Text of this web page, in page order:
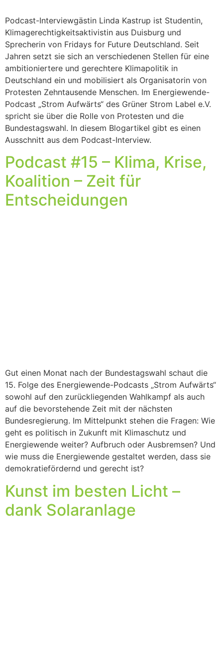
Podcast-Interviewgästin Linda Kastrup ist Studentin,
Klimagerechtigkeitsaktivistin aus Duisburg und
Sprecherin von Fridays for Future Deutschland. Seit
Jahren setzt sie sich an verschiedenen Stellen für eine
ambitioniertere und gerechtere Klimapolitik in
Deutschland ein und mobilisiert als Organisatorin von
Protesten Zehntausende Menschen. Im Energiewende-
Podcast „Strom Aufwärts“ des Grüner Strom Label e.V.
spricht sie über die Rolle von Protesten und die
Bundestagswahl. In diesem Blogartikel gibt es einen
Ausschnitt aus dem Podcast-Interview.
Podcast #15 – Klima, Krise,
Koalition – Zeit für
Entscheidungen
Gut einen Monat nach der Bundestagswahl schaut die
15. Folge des Energiewende-Podcasts „Strom Aufwärts“
sowohl auf den zurückliegenden Wahlkampf als auch
auf die bevorstehende Zeit mit der nächsten
Bundesregierung. Im Mittelpunkt stehen die Fragen: Wie
geht es politisch in Zukunft mit Klimaschutz und
Energiewende weiter? Aufbruch oder Ausbremsen? Und
wie muss die Energiewende gestaltet werden, dass sie
demokratiefördernd und gerecht ist?
Kunst im besten Licht –
dank Solaranlage